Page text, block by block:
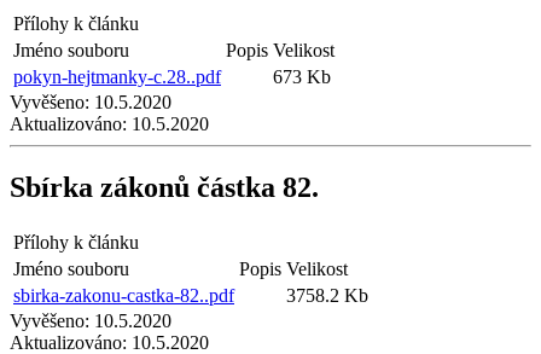
Přílohy k článku
Jméno souboru
Popis Velikost
pokyn-hejtmanky-c.28..pdf
673 Kb
Vyvěšeno: 10.5.2020
Aktualizováno: 10.5.2020
Sbírka zákonů částka 82.
Přílohy k článku
Jméno souboru
Popis Velikost
sbirka-zakonu-castka-82..pdf
3758.2 Kb
Vyvěšeno: 10.5.2020
Aktualizováno: 10.5.2020